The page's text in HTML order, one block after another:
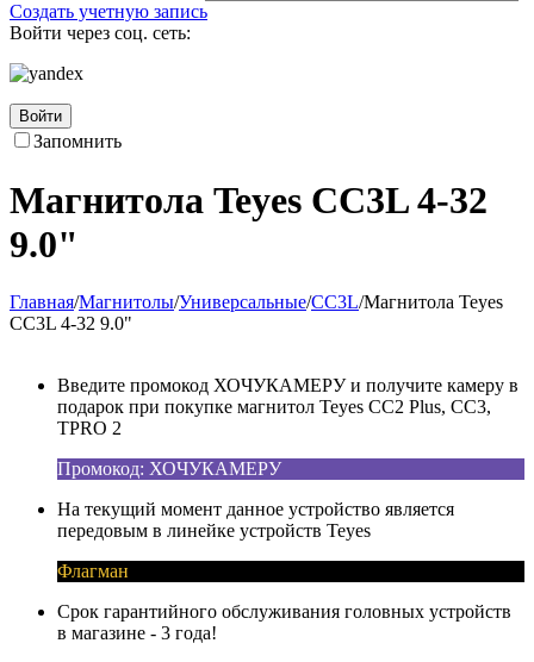
Создать учетную запись
Войти через соц. сеть:
Войти
Запомнить
Магнитола Teyes CC3L 4-32
9.0"
Главная/Магнитолы/Универсальные/CC3L/Магнитола Teyes
CC3L 4-32 9.0"
Введите промокод ХОЧУКАМЕРУ и получите камеру в
подарок при покупке магнитол Teyes CC2 Plus, CC3,
TPRO 2
Промокод: ХОЧУКАМЕРУ
На текущий момент данное устройство является
передовым в линейке устройств Teyes
Флагман
Срок гарантийного обслуживания головных устройств
в магазине - 3 года!